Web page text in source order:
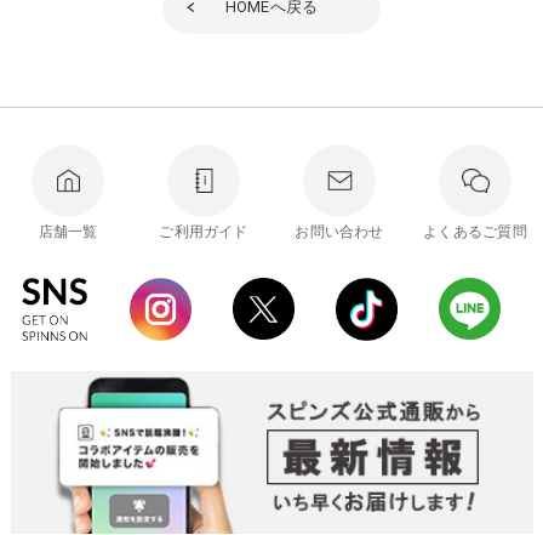
HOMEへ戻る
店舗一覧 ご利用ガイド お問い合わせ よくあるご質問